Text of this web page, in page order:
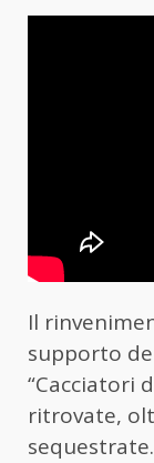
Il
supporto
“Cacciatori
ritrovate,
sequestrate.